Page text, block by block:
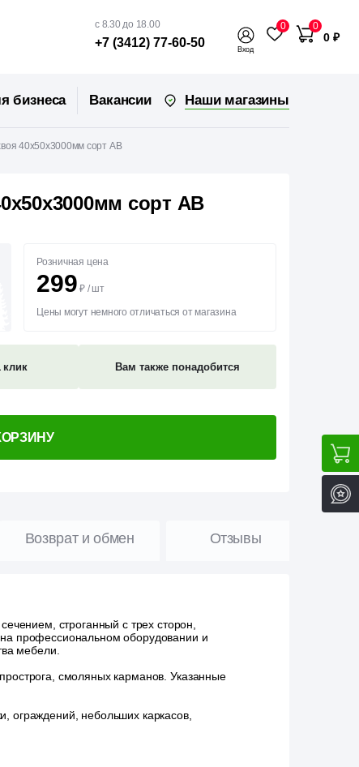
с 8.30 до 18.00
+7 (3412) 77-60-50 Вход
0 0
0 ₽
бизнеса Вакансии Наши магазины
40х50х3000мм сорт АВ
сорт АВ
Розничная цена
299 ₽ / шт
Цены могут немного отличаться от магазина
клик Вам также понадобится
Возврат и обмен Отзывы
строганный с трех сторон,
профессиональном оборудовании и
мебели.
смоляных карманов. Указанные
ограждений, небольших каркасов,